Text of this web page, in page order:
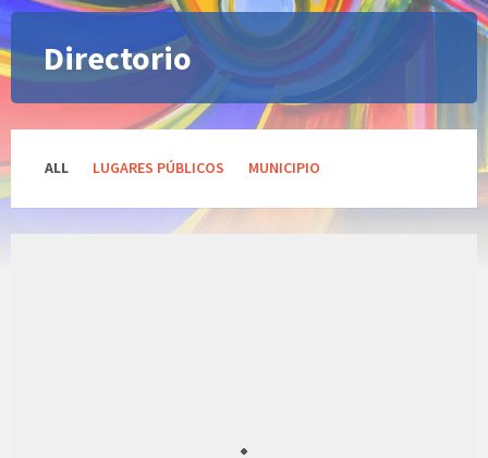
Directorio
Categories:
ALL LUGARES PÚBLICOS MUNICIPIO